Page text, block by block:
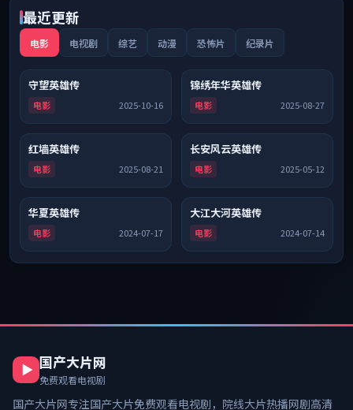
最近更新
电影 电视剧 综艺 动漫 恐怖片 纪录片
8.3
守望英雄传
电影 2025-10-16
9.0
锦绣年华英雄传
电影 2025-08-27
7.3
红墙英雄传
电影 2025-08-21
7.2
长安风云英雄传
电影 2025-05-12
7.5
华夏英雄传
电影 2024-07-17
6.4
大江大河英雄传
电影 2024-07-14
国产大片网
免费观看电视剧
国产大片网专注国产大片免费观看电视剧 ，院线大片热播网剧高清